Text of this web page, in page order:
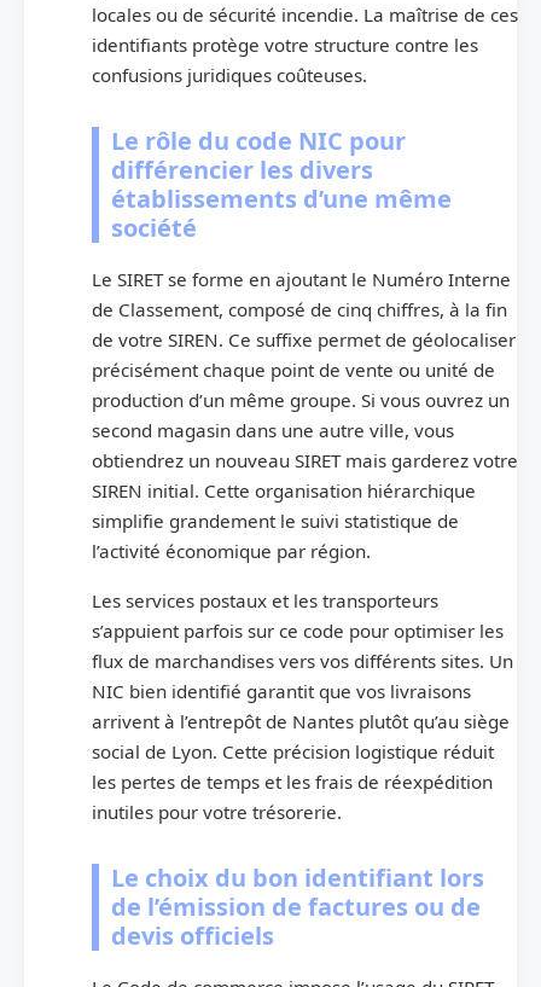
locales ou de sécurité incendie. La maîtrise de ces
identifiants protège votre structure contre les
confusions juridiques coûteuses.
Le rôle du code NIC pour
différencier les divers
établissements d’une même
société
Le SIRET se forme en ajoutant le Numéro Interne
de Classement, composé de cinq chiffres, à la fin
de votre SIREN. Ce suffixe permet de géolocaliser
précisément chaque point de vente ou unité de
production d’un même groupe. Si vous ouvrez un
second magasin dans une autre ville, vous
obtiendrez un nouveau SIRET mais garderez votre
SIREN initial. Cette organisation hiérarchique
simplifie grandement le suivi statistique de
l’activité économique par région.
Les services postaux et les transporteurs
s’appuient parfois sur ce code pour optimiser les
flux de marchandises vers vos différents sites. Un
NIC bien identifié garantit que vos livraisons
arrivent à l’entrepôt de Nantes plutôt qu’au siège
social de Lyon. Cette précision logistique réduit
les pertes de temps et les frais de réexpédition
inutiles pour votre trésorerie.
Le choix du bon identifiant lors
de l’émission de factures ou de
devis officiels